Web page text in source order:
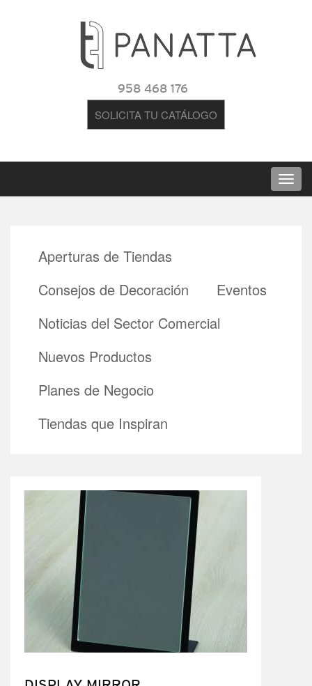
958 468 176
SOLICITA TU CATÁLOGO
Aperturas de Tiendas
Consejos de Decoración
Eventos
Noticias del Sector Comercial
Nuevos Productos
Planes de Negocio
Tiendas que Inspiran